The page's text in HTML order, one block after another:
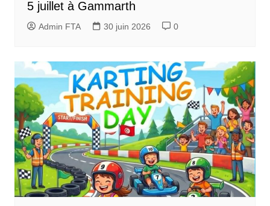
5 juillet à Gammarth
Admin FTA 30 juin 2026 0